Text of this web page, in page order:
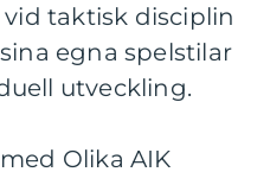
taktisk disciplin
egna spelstilar
utveckling.
Olika AIK